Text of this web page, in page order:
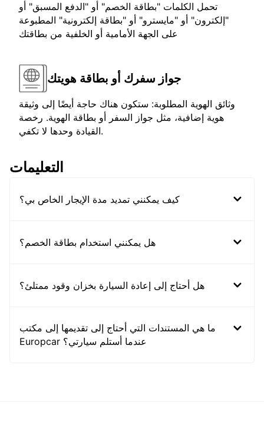
تحمل الكلمات "بطاقة الخصم" أو "الدفع المسبق" أو
"إلكترون" أو "مايسترو" أو "بطاقة إلكترونية" المطبوعة
على الجهة الأمامية أو الخلفية من بطاقتك
جواز سفرك أو بطاقة هويتك
وثائق الهوية المطلوبة: ستكون هناك حاجة أيضًا إلى وثيقة
هوية إضافية، مثل جواز السفر أو بطاقة الهوية. رخصة
القيادة وحدها لا تكفي.
التعليمات
كيف يمكنني تمديد مدة الإيجار الخاص بي؟
هل يمكنني استخدام بطاقة الخصم؟
هل أحتاج إلى إعادة السيارة بخزان وقود ممتلئ؟
ما هي المستندات التي أحتاج إلى تقديمها إلى مكتب
Europcar عندما أستلم سيارتي؟